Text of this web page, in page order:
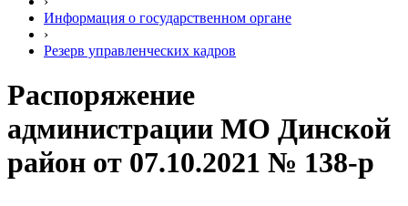
Информация о государственном органе
›
Резерв управленческих кадров
Распоряжение
администрации МО Динской
район от 07.10.2021 № 138-р